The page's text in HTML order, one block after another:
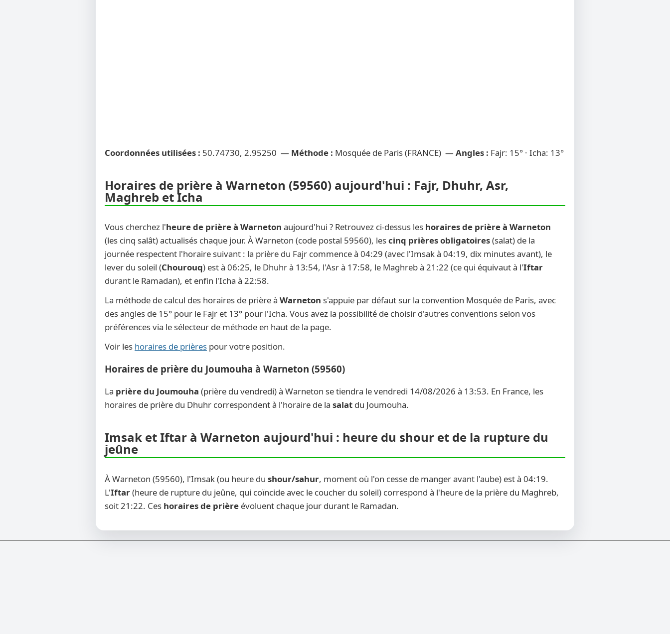
Coordonnées utilisées : 50.74730, 2.95250 — Méthode : Mosquée de Paris (FRANCE) — Angles : Fajr: 15° · Icha: 13°
Horaires de prière à Warneton (59560) aujourd'hui : Fajr, Dhuhr, Asr,
Maghreb et Icha
Vous cherchez l'heure de prière à Warneton aujourd'hui ? Retrouvez ci-dessus les horaires de prière à Warneton
(les cinq salât) actualisés chaque jour. À Warneton (code postal 59560), lescinq prières obligatoires(salat) de la
journée respectent l'horaire suivant : la prière du Fajr commence à 04:29 (avec l'Imsak à 04:19, dix minutes avant), le
lever du soleil (Chourouq) est à 06:25, le Dhuhr à 13:54, l'Asr à 17:58, le Maghreb à 21:22 (ce qui équivaut à l'Iftar
durant le Ramadan), et enfin l'Icha à 22:58.
La méthode de calcul des horaires de prière à Warneton s'appuie par défaut sur la convention Mosquée de Paris, avec
des angles de 15° pour le Fajr et 13° pour l'Icha. Vous avez la possibilité de choisir d'autres conventions selon vos
préférences via le sélecteur de méthode en haut de la page.
Voir les horaires de prières pour votre position.
Horaires de prière du Joumouha à Warneton (59560)
La prière du Joumouha (prière du vendredi) à Warneton se tiendra le vendredi 14/08/2026 à 13:53. En France, les
horaires de prière du Dhuhr correspondent à l'horaire de la salat du Joumouha.
Imsak et Iftar à Warneton aujourd'hui : heure du shour et de la rupture du
jeûne
À Warneton (59560), l'Imsak (ou heure du shour/sahur, moment où l'on cesse de manger avant l'aube) est à 04:19.
L'Iftar(heure de rupture du jeûne, qui coïncide avec le coucher du soleil) correspond à l'heure de la prière du Maghreb,
soit 21:22. Ces horaires de prière évoluent chaque jour durant le Ramadan.